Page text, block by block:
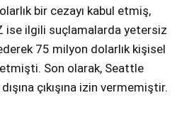
bir cezayı kabul etmiş,
ise ilgili suçlamalarda yetersiz
75 milyon dolarlık kişisel
Son olarak, Seattle
çıkışına izin vermemiştir.